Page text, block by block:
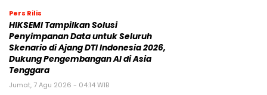
Pers Rilis
HIKSEMI Tampilkan Solusi
Penyimpanan Data untuk Seluruh
Skenario di Ajang DTI Indonesia 2026,
Dukung Pengembangan AI di Asia
Tenggara
Jumat, 7 Agu 2026 - 04:14 WIB